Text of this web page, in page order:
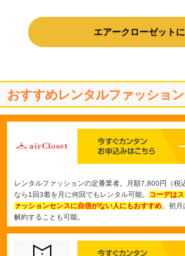
エアークローゼット
おすすめレンタルファッショ
レンタルファッションの定番業者。月額7,800円（税
なら1回3着を月に何回でもレンタル可能。 コーデは
ァッションセンスに自信がない人にもおすすめ 。初
解約することも可能。